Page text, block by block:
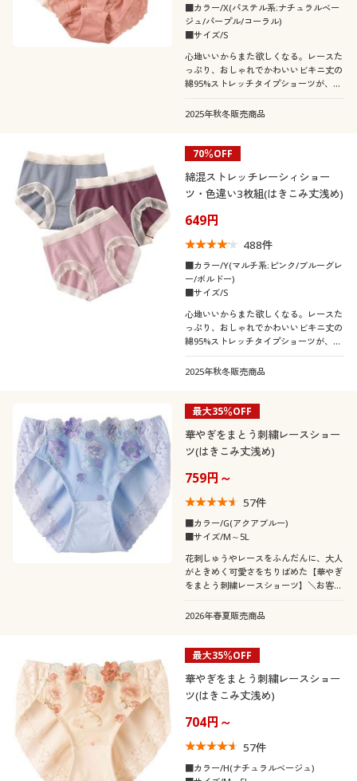
■カラー/X(パステル系:ナチュラルベー
ジュ/パープル/コーラル)
■サイズ/S
心地いいからまた欲しくなる。レースた
っぷり、おしゃれでかわいいビキニ丈の
綿95%ストレッチタイプショーツが、デ
人気のEC-391・EC-393が3枚組にリニュ
2025年秋冬販売商品
70％OFF
綿混ストレッチレーシィショー
ツ・色違い3枚組(はきこみ丈浅め)
649円
488件
■カラー/Y(マルチ系:ピンク/ブルーグレ
ー/ボルドー)
■サイズ/S
心地いいからまた欲しくなる。レースた
っぷり、おしゃれでかわいいビキニ丈の
綿95%ストレッチタイプショーツが、デ
イリー使いにうれしい色違い3枚組で!★
人気のEC-391・EC-393が3枚組にリニュ
2025年秋冬販売商品
最大35％OFF
華やぎをまとう刺繍レースショー
ツ(はきこみ丈浅め)
759円～
57件
■カラー/G(アクアブルー)
■サイズ/M～5L
花刺しゅうやレースをふんだんに、大人
がときめく可愛さをちりばめた【華やぎ
をまとう刺繍レースショーツ】＼お客様
1枚売りになりました/
2026年春夏販売商品
最大35％OFF
華やぎをまとう刺繍レースショー
ツ(はきこみ丈浅め)
704円～
57件
■カラー/H(ナチュラルベージュ)